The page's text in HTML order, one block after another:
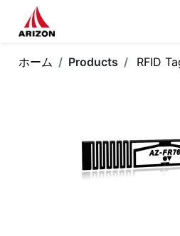
ホーム Products RFID